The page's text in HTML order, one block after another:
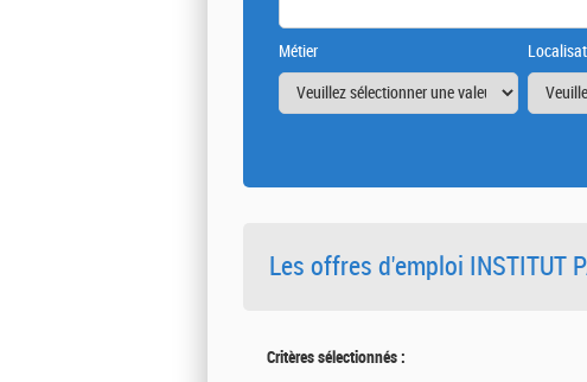
Métier
Les offres d'emploi INSTITUT
Critères sélectionnés :